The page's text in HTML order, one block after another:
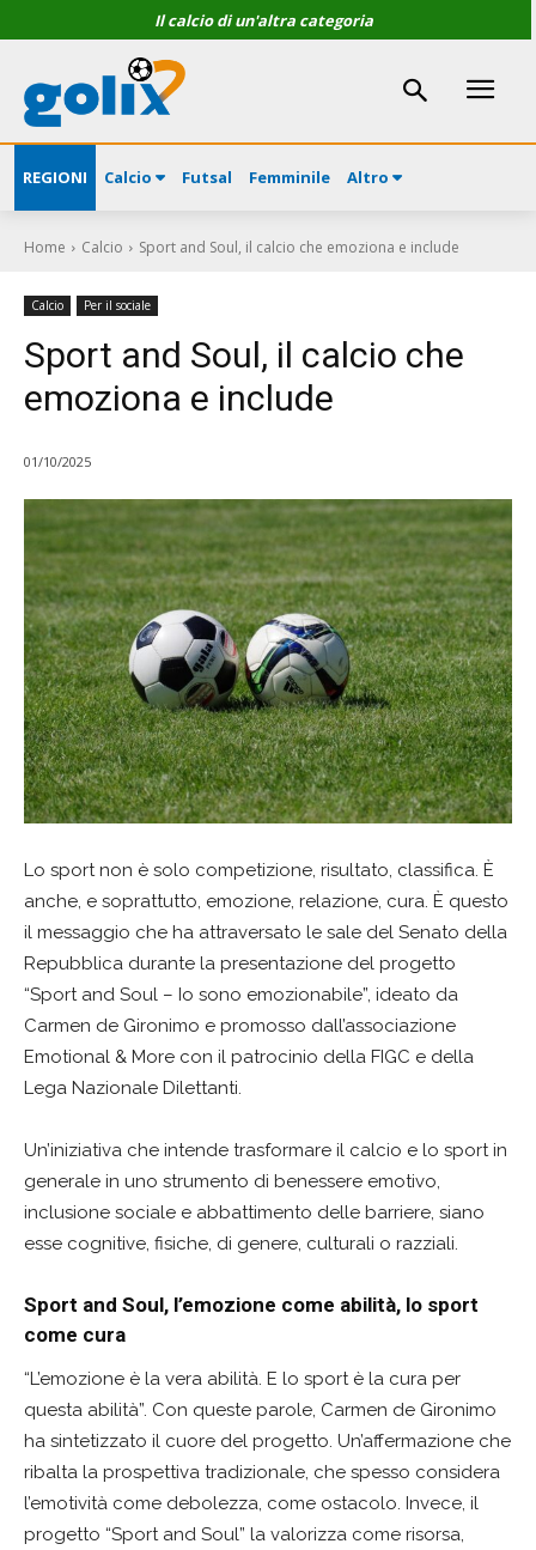
Il calcio di un'altra categoria
REGIONI Calcio Futsal Femminile Altro
Home Calcio Sport and Soul, il calcio che emoziona e include
Calcio Per il sociale
Sport and Soul, il calcio che
emoziona e include
01/10/2025
Lo sport non è solo competizione, risultato, classifica. È
anche, e soprattutto, emozione, relazione, cura. È questo
il messaggio che ha attraversato le sale del Senato della
Repubblica durante la presentazione del progetto
“Sport and Soul – Io sono emozionabile”, ideato da
Carmen de Gironimo e promosso dall’associazione
Emotional & More con il patrocinio della FIGC e della
Lega Nazionale Dilettanti.
Un’iniziativa che intende trasformare il calcio e lo sport in
generale in uno strumento di benessere emotivo,
inclusione sociale e abbattimento delle barriere, siano
esse cognitive, fisiche, di genere, culturali o razziali.
Sport and Soul, l’emozione come abilità, lo sport
come cura
“L’emozione è la vera abilità. E lo sport è la cura per
questa abilità”. Con queste parole, Carmen de Gironimo
ha sintetizzato il cuore del progetto. Un’affermazione che
ribalta la prospettiva tradizionale, che spesso considera
l’emotività come debolezza, come ostacolo. Invece, il
progetto “Sport and Soul” la valorizza come risorsa,